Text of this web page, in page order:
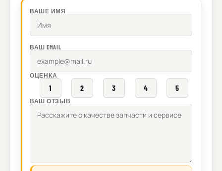
ВАШЕ ИМЯ
ВАШ EMAIL
ОЦЕНКА
1 2 3 4 5
ВАШ ОТЗЫВ